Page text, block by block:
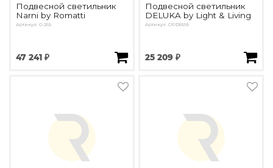
Подвесной светильник
Narni by Romatti
Артикул: G-269
47 241 ₽
Подвесной светильник
DELUKA by Light & Living
Артикул: OPD5699
25 209 ₽